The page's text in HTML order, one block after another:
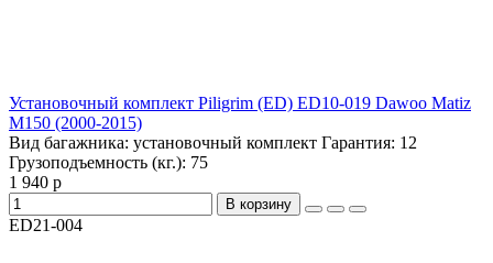
Установочный комплект Piligrim (ED) ED10-019 Dawoo Matiz
M150 (2000-2015)
Вид багажника: установочный комплект Гарантия: 12
Грузоподъемность (кг.): 75
1 940 р
В корзину
ED21-004